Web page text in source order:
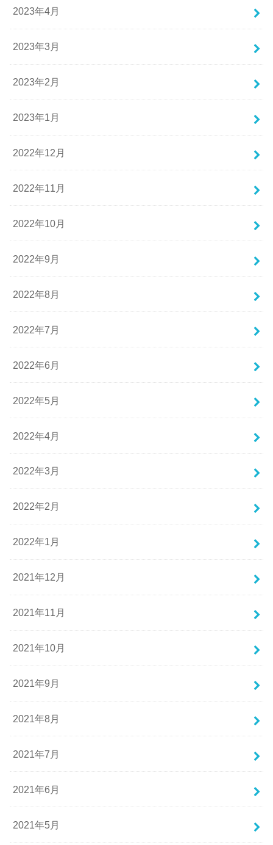
2023年4月
2023年3月
2023年2月
2023年1月
2022年12月
2022年11月
2022年10月
2022年9月
2022年8月
2022年7月
2022年6月
2022年5月
2022年4月
2022年3月
2022年2月
2022年1月
2021年12月
2021年11月
2021年10月
2021年9月
2021年8月
2021年7月
2021年6月
2021年5月